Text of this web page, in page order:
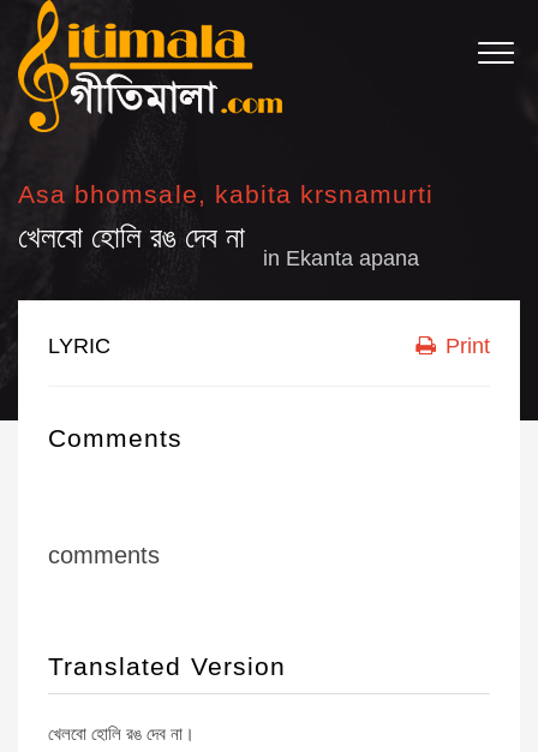
Asa bhomsale, kabita krsnamurti
খেলবো হোলি রঙ দেব না
in Ekanta apana
LYRIC Print
Comments
comments
Translated Version
খেলবো হোলি রঙ দেব না।